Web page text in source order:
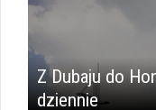
Z Dubaju do
dziennie